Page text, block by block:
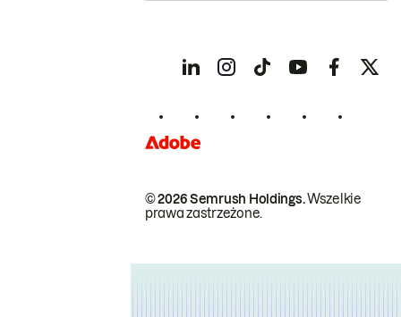
© 2026 Semrush Holdings.Wszelkie
prawa zastrzeżone.